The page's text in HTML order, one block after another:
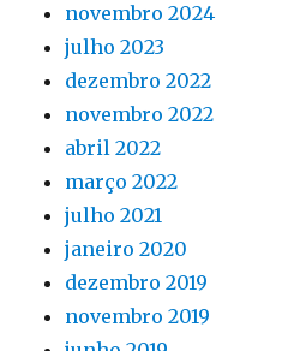
novembro 2024
julho 2023
dezembro 2022
novembro 2022
abril 2022
março 2022
julho 2021
janeiro 2020
dezembro 2019
novembro 2019